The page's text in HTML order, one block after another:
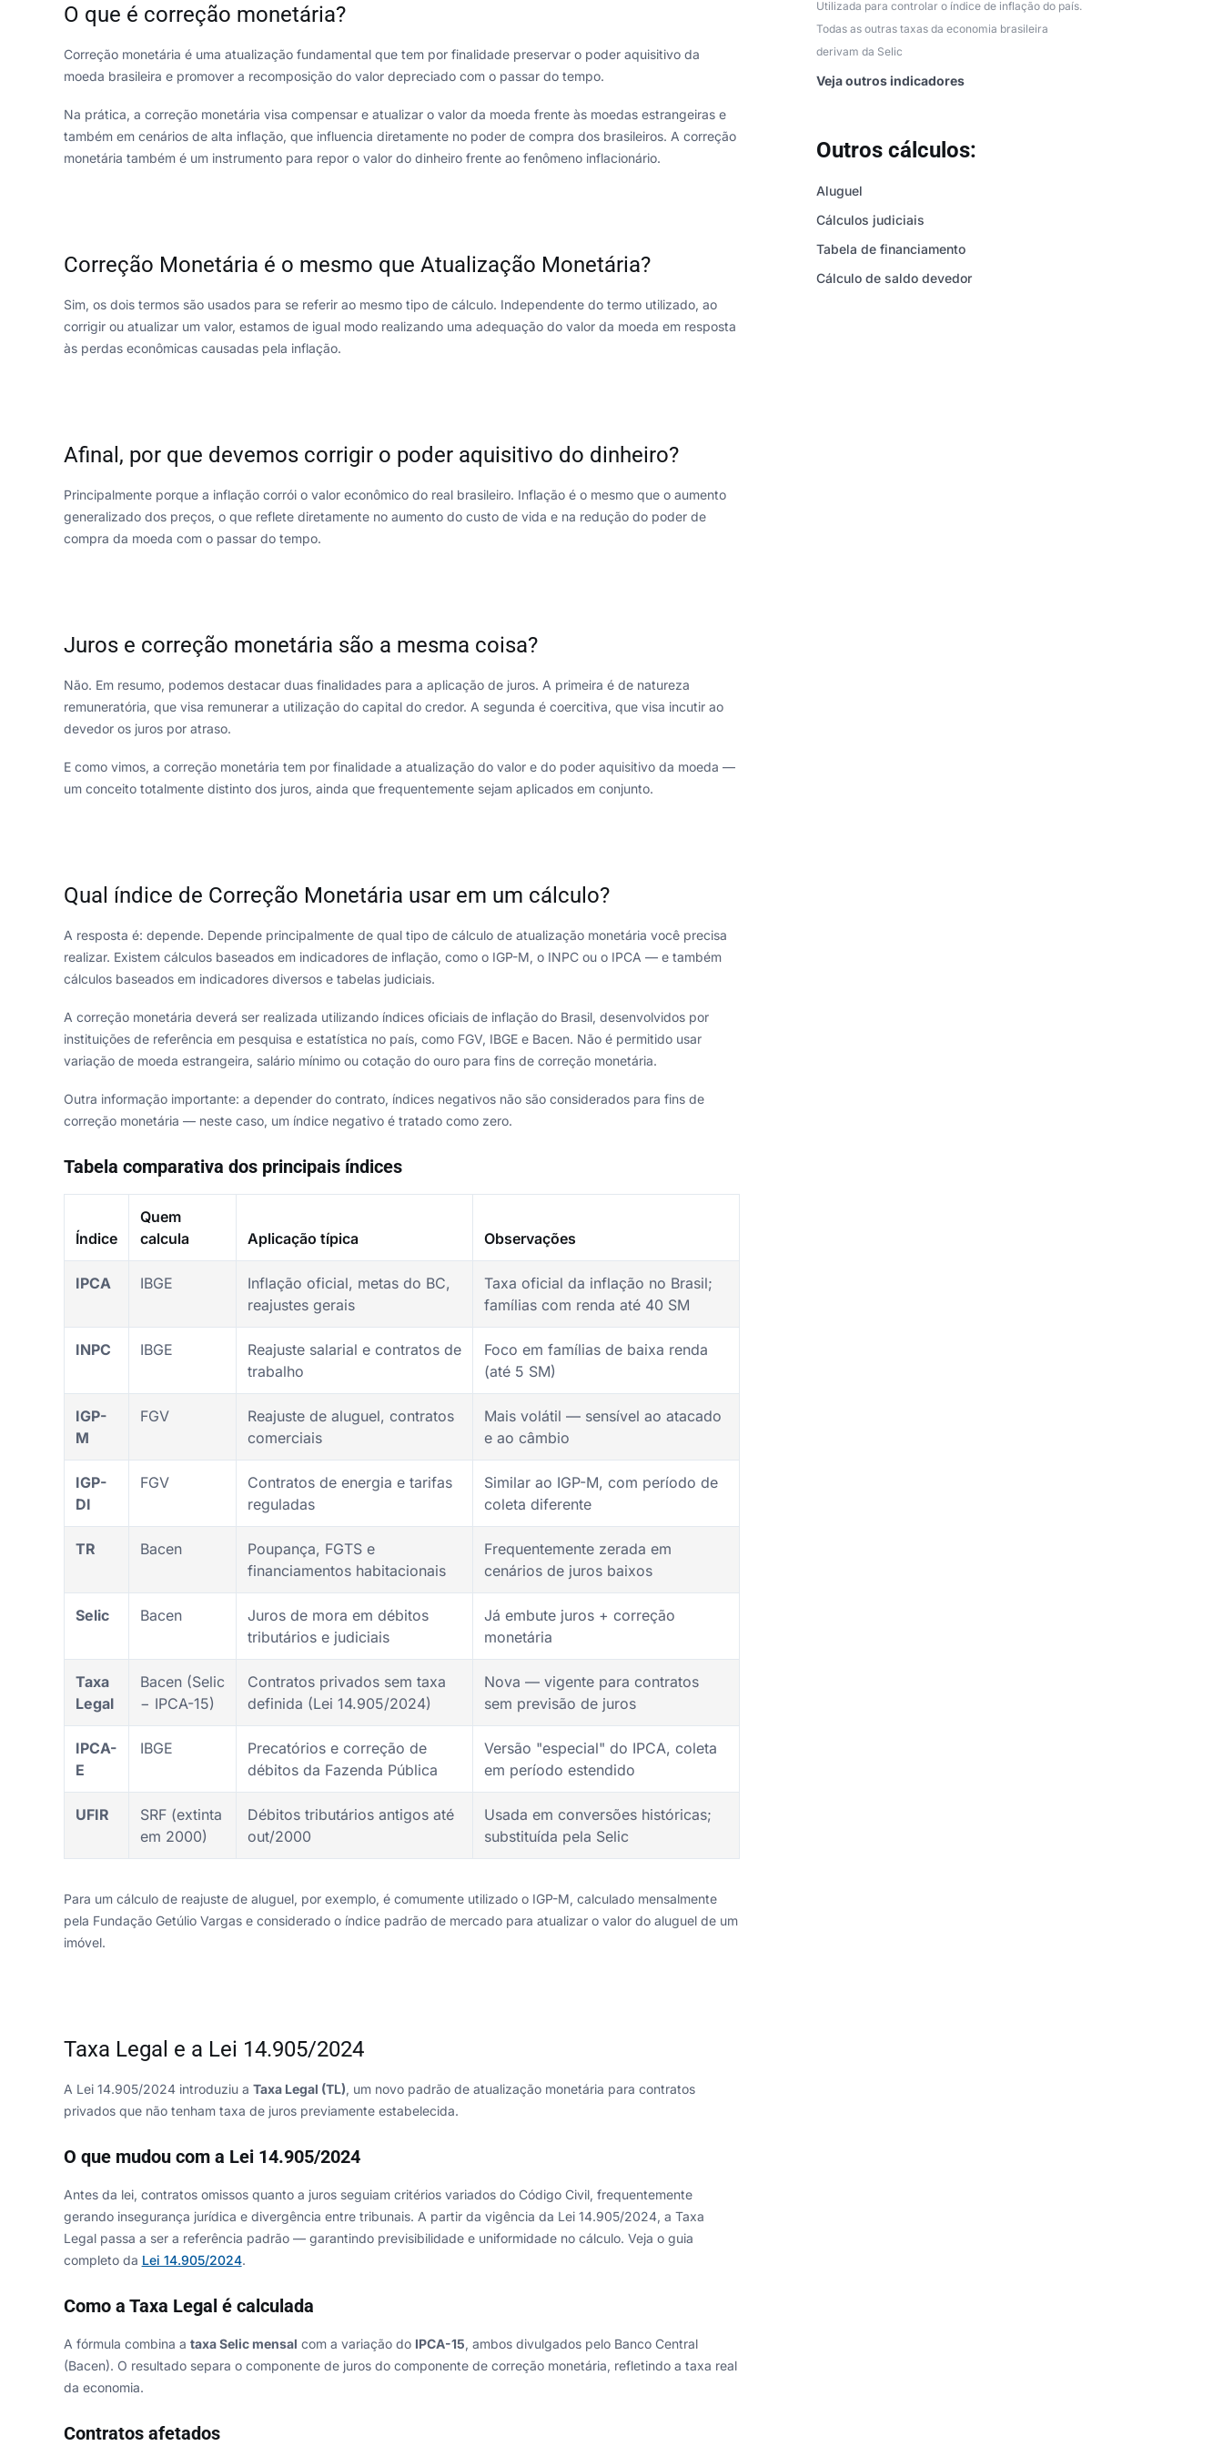
O que é correção monetária?
Correção monetária é uma atualização fundamental que tem por finalidade preservar o poder aquisitivo da
moeda brasileira e promover a recomposição do valor depreciado com o passar do tempo.
Na prática, a correção monetária visa compensar e atualizar o valor da moeda frente às moedas estrangeiras e
também em cenários de alta inflação, que influencia diretamente no poder de compra dos brasileiros. A correção
monetária também é um instrumento para repor o valor do dinheiro frente ao fenômeno inflacionário.
Correção Monetária é o mesmo que Atualização Monetária?
Sim, os dois termos são usados para se referir ao mesmo tipo de cálculo. Independente do termo utilizado, ao
corrigir ou atualizar um valor, estamos de igual modo realizando uma adequação do valor da moeda em resposta
às perdas econômicas causadas pela inflação.
Afinal, por que devemos corrigir o poder aquisitivo do dinheiro?
Principalmente porque a inflação corrói o valor econômico do real brasileiro. Inflação é o mesmo que o aumento
generalizado dos preços, o que reflete diretamente no aumento do custo de vida e na redução do poder de
compra da moeda com o passar do tempo.
Juros e correção monetária são a mesma coisa?
Não. Em resumo, podemos destacar duas finalidades para a aplicação de juros. A primeira é de natureza
remuneratória, que visa remunerar a utilização do capital do credor. A segunda é coercitiva, que visa incutir ao
devedor os juros por atraso.
E como vimos, a correção monetária tem por finalidade a atualização do valor e do poder aquisitivo da moeda —
um conceito totalmente distinto dos juros, ainda que frequentemente sejam aplicados em conjunto.
Qual índice de Correção Monetária usar em um cálculo?
A resposta é: depende. Depende principalmente de qual tipo de cálculo de atualização monetária você precisa
realizar. Existem cálculos baseados em indicadores de inflação, como o IGP-M, o INPC ou o IPCA — e também
cálculos baseados em indicadores diversos e tabelas judiciais.
A correção monetária deverá ser realizada utilizando índices oficiais de inflação do Brasil, desenvolvidos por
instituições de referência em pesquisa e estatística no país, como FGV, IBGE e Bacen. Não é permitido usar
variação de moeda estrangeira, salário mínimo ou cotação do ouro para fins de correção monetária.
Outra informação importante: a depender do contrato, índices negativos não são considerados para fins de
correção monetária — neste caso, um índice negativo é tratado como zero.
Tabela comparativa dos principais índices
Índice
Quem
calcula
Aplicação típica Observações
IPCA IBGE
Inflação oficial, metas do BC,
reajustes gerais
Taxa oficial da inflação no Brasil;
famílias com renda até 40 SM
INPC IBGE
Reajuste salarial e contratos de
trabalho
Foco em famílias de baixa renda
(até 5 SM)
IGP-
M
FGV
Reajuste de aluguel, contratos
comerciais
Mais volátil — sensível ao atacado
e ao câmbio
IGP-
DI
FGV
Contratos de energia e tarifas
reguladas
Similar ao IGP-M, com período de
coleta diferente
TR Bacen
Poupança, FGTS e
financiamentos habitacionais
Frequentemente zerada em
cenários de juros baixos
Selic Bacen
Juros de mora em débitos
tributários e judiciais
Já embute juros + correção
monetária
Taxa
Legal
Bacen (Selic
− IPCA-15)
Contratos privados sem taxa
definida (Lei 14.905/2024)
Nova — vigente para contratos
sem previsão de juros
IPCA-
E
IBGE
Precatórios e correção de
débitos da Fazenda Pública
Versão "especial" do IPCA, coleta
em período estendido
UFIR
SRF (extinta
em 2000)
Débitos tributários antigos até
out/2000
Usada em conversões históricas;
substituída pela Selic
Para um cálculo de reajuste de aluguel, por exemplo, é comumente utilizado o IGP-M, calculado mensalmente
pela Fundação Getúlio Vargas e considerado o índice padrão de mercado para atualizar o valor do aluguel de um
imóvel.
Taxa Legal e a Lei 14.905/2024
A Lei 14.905/2024 introduziu a Taxa Legal (TL), um novo padrão de atualização monetária para contratos
privados que não tenham taxa de juros previamente estabelecida.
O que mudou com a Lei 14.905/2024
Antes da lei, contratos omissos quanto a juros seguiam critérios variados do Código Civil, frequentemente
gerando insegurança jurídica e divergência entre tribunais. A partir da vigência da Lei 14.905/2024, a Taxa
Legal passa a ser a referência padrão — garantindo previsibilidade e uniformidade no cálculo. Veja o guia
completo da Lei 14.905/2024.
Como a Taxa Legal é calculada
A fórmula combina a taxa Selic mensal com a variação do IPCA-15, ambos divulgados pelo Banco Central
(Bacen). O resultado separa o componente de juros do componente de correção monetária, refletindo a taxa real
da economia.
Contratos afetados
Utilizada para controlar o índice de inflação do país.
Todas as outras taxas da economia brasileira
derivam da Selic
Veja outros indicadores
Outros cálculos:
Aluguel
Cálculos judiciais
Tabela de financiamento
Cálculo de saldo devedor